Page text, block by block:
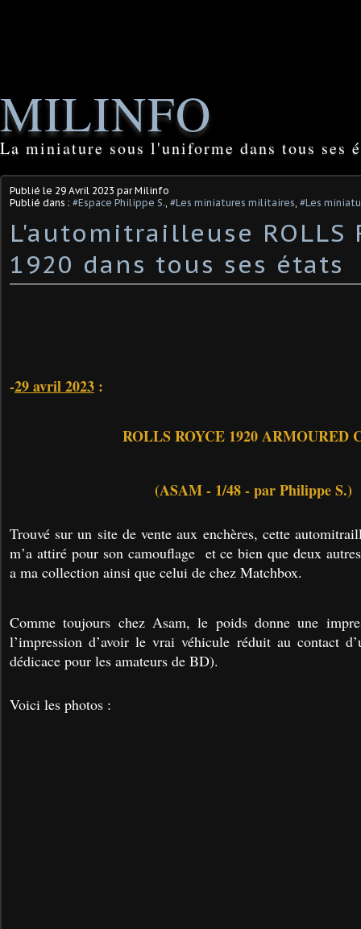
MILINFO
La miniature sous l'uniforme dans tous ses
Publié le 29 Avril 2023 par Milinfo
Publié dans : #Espace Philippe S., #Les miniatures militaires, #Les
L'automitrailleuse ROLLS
1920 dans tous ses états
-29 avril 2023 :
ROLLS ROYCE 1920 ARMOURED
(ASAM - 1/48 - par Philippe S.)
Trouvé sur un site de vente aux enchères, cette
m’a attiré pour son camouflage et ce bien que deux
a ma collection ainsi que celui de chez Matchbox.
Comme toujours chez Asam, le poids donne une
l’impression d’avoir le vrai véhicule réduit au contact
dédicace pour les amateurs de BD).
Voici les photos :